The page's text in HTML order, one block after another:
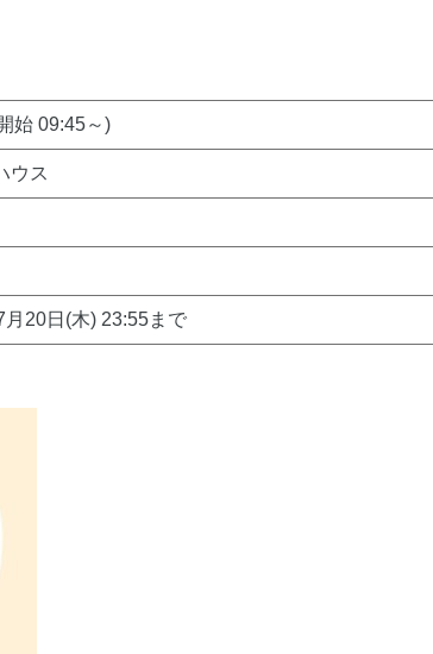
始 09:45～)
ウス
20日(木) 23:55まで